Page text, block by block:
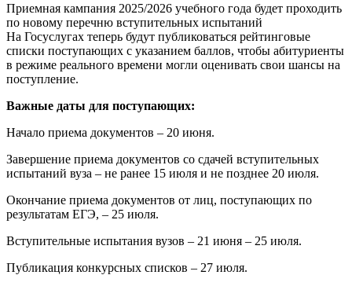
Приемная кампания 2025/2026 учебного года будет проходить
по новому перечню вступительных испытаний
На Госуслугах теперь будут публиковаться рейтинговые
списки поступающих с указанием баллов, чтобы абитуриенты
в режиме реального времени могли оценивать свои шансы на
поступление.
Важные даты для поступающих:
Начало приема документов – 20 июня.
Завершение приема документов со сдачей вступительных
испытаний вуза – не ранее 15 июля и не позднее 20 июля.
Окончание приема документов от лиц, поступающих по
результатам ЕГЭ, – 25 июля.
Вступительные испытания вузов – 21 июня – 25 июля.
Публикация конкурсных списков – 27 июля.